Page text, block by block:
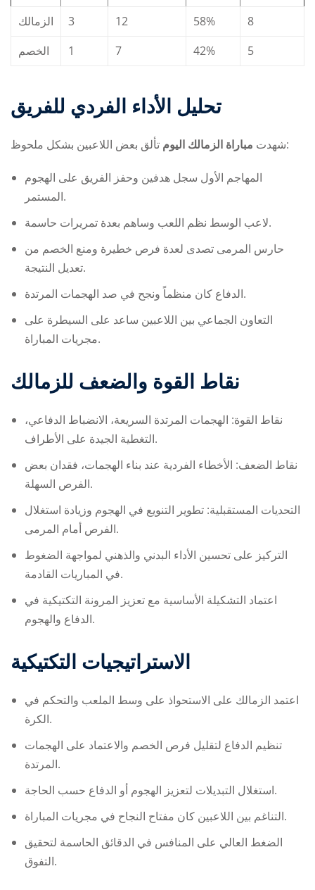
الزمالك
3 12 58%
8
الخصم
1 7 42% 5
تحليل الأداء الفردي للفريق
شهدت مباراة الزمالك اليوم تألق بعض اللاعبين بشكل ملحوظ:
المهاجم الأول سجل هدفين وحفز الفريق على الهجوم
المستمر.
لاعب الوسط نظم اللعب وساهم بعدة تمريرات حاسمة.
حارس المرمى تصدى لعدة فرص خطيرة ومنع الخصم من
تعديل النتيجة.
الدفاع كان منظماً ونجح في صد الهجمات المرتدة.
التعاون الجماعي بين اللاعبين ساعد على السيطرة على
مجريات المباراة.
نقاط القوة والضعف للزمالك
نقاط القوة: الهجمات المرتدة السريعة، الانضباط الدفاعي،
التغطية الجيدة على الأطراف.
نقاط الضعف: الأخطاء الفردية عند بناء الهجمات، فقدان بعض
الفرص السهلة.
التحديات المستقبلية: تطوير التنويع في الهجوم وزيادة استغلال
الفرص أمام المرمى.
التركيز على تحسين الأداء البدني والذهني لمواجهة الضغوط
في المباريات القادمة.
اعتماد التشكيلة الأساسية مع تعزيز المرونة التكتيكية في
الدفاع والهجوم.
الاستراتيجيات التكتيكية
اعتمد الزمالك على الاستحواذ على وسط الملعب والتحكم في
الكرة.
تنظيم الدفاع لتقليل فرص الخصم والاعتماد على الهجمات
المرتدة.
استغلال التبديلات لتعزيز الهجوم أو الدفاع حسب الحاجة.
التناغم بين اللاعبين كان مفتاح النجاح في مجريات المباراة.
الضغط العالي على المنافس في الدقائق الحاسمة لتحقيق
التفوق.